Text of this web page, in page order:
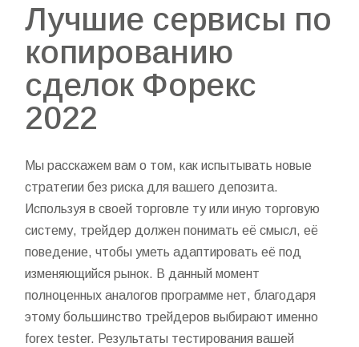
Лучшие сервисы по
копированию
сделок Форекс
2022
Мы расскажем вам о том, как испытывать новые
стратегии без риска для вашего депозита.
Используя в своей торговле ту или иную торговую
систему, трейдер должен понимать её смысл, её
поведение, чтобы уметь адаптировать её под
изменяющийся рынок. В данный момент
полноценных аналогов программе нет, благодаря
этому большинство трейдеров выбирают именно
forex tester. Результаты тестирования вашей